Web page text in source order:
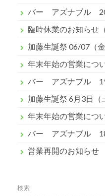
バー アズナブル 20
臨時休業のお知らせ
加藤生誕祭 06/07（
年末年始の営業につ
バー アズナブル 19
加藤生誕祭 6月3日（
年末年始の営業につ
バー アズナブル 18
営業再開のお知らせ
検索